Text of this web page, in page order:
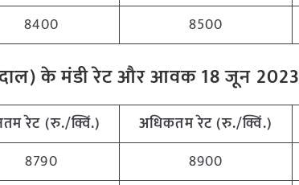
8400 8500
के मंडी रेट और आवक 18 जून
रेट (रु./क्विं.) अधिकतमरेट (रु./क्विं.)
8790 8900